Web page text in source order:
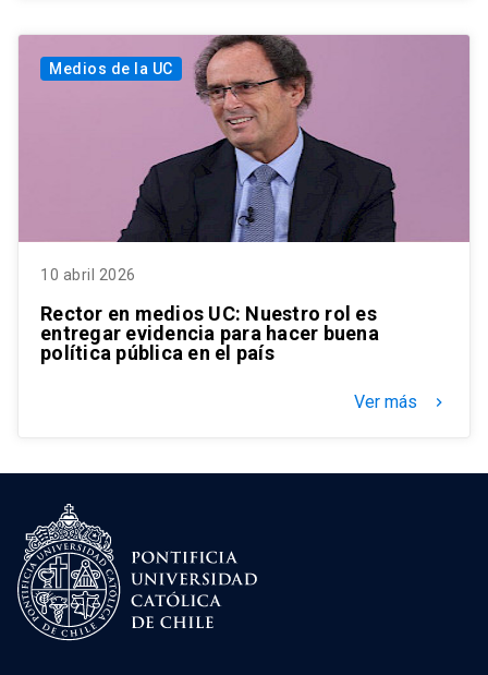
Medios de la UC
10 abril 2026
Rector en medios UC: Nuestro rol es
entregar evidencia para hacer buena
política pública en el país
Ver más keyboard_arrow_right